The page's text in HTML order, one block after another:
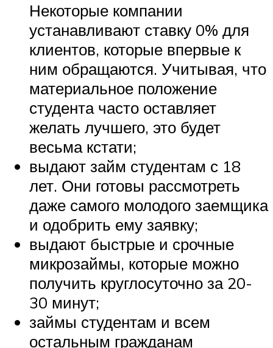
Некоторые компании
устанавливают ставку 0% для
клиентов, которые впервые к
ним обращаются. Учитывая, что
материальное положение
студента часто оставляет
желать лучшего, это будет
весьма кстати;
выдают займ студентам с 18
лет. Они готовы рассмотреть
даже самого молодого заемщика
и одобрить ему заявку;
выдают быстрые и срочные
микрозаймы, которые можно
получить круглосуточно за 20-
30 минут;
займы студентам и всем
остальным гражданам